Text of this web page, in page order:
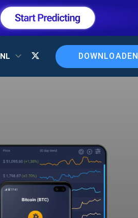
NL DOWNLOADEN